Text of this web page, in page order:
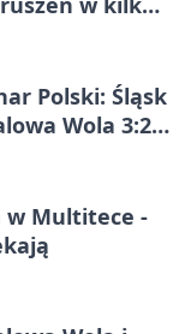
Polski: Śląsk
Wola 3:2
w Multitece -